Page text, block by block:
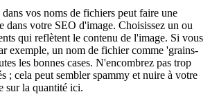
vos noms de fichiers peut faire une
dans votre SEO d'image. Choisissez un ou
qui reflètent le contenu de l'image. Si vous
exemple, un nom de fichier comme 'grains-
les bonnes cases. N'encombrez pas trop
; cela peut sembler spammy et nuire à votre
sur la quantité ici.